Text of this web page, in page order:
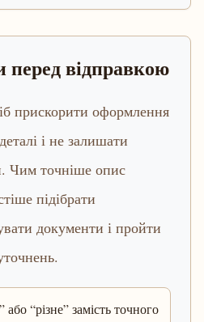
перед відправкою
прискорити оформлення
і не залишати
Чим точніше опис
підібрати
документи і пройти
“різне” замість точного